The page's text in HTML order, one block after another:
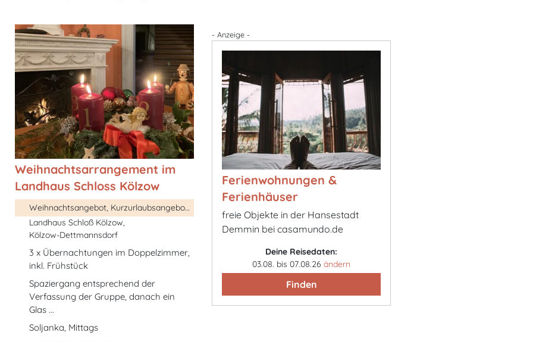
Weihnachtsarrangement im
Landhaus Schloss Kölzow
Weihnachtsangebot, Kurzurlaubsangebot, ...
Landhaus Schloß Kölzow,
Kölzow-Dettmannsdorf
3 x Übernachtungen im Doppelzimmer,
inkl. Frühstück
Spaziergang entsprechend der
Verfassung der Gruppe, danach ein
Glas ...
Soljanka, Mittags
- Anzeige -
Ferienwohnungen &
Ferienhäuser
freie Objekte in der Hansestadt
Demmin bei casamundo.de
Deine Reisedaten:
03.08. bis 07.08.26 ändern
Finden